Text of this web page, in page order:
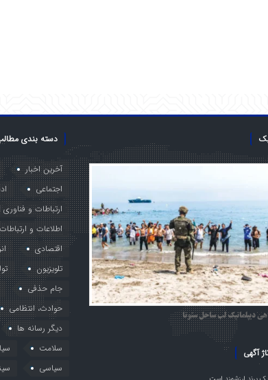
دیپلماتیک لب ساحل سئوتا
آگهی
دسته بندی
آخرین اخبار
اجتماعی
ارتباطات و
اطلاعات و ارتباطات
اقتصادی
تلویزیون
جام حذفی
حوادث، انتظامی
دیگر رسانه ها
سلامت
سیاسی